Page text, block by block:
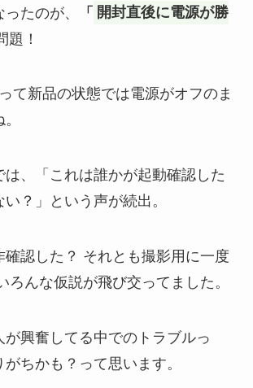
たのが、 「
開封直後に電源が勝
題！
て新品の状態では電源がオフのま
は、「これは誰かが起動確認した
？」という声が続出。
確認した？ それとも撮影用に一度
ろんな仮説が飛び交ってました。
が興奮してる中でのトラブルっ
ちかも？って思います。